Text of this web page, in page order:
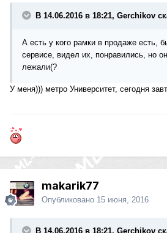
В 14.06.2016 в 18:21, Gerchikov
А есть у кого рамки в продаже есть,
сервисе, видел их, понравились, но
лежали(?
У меня))) метро Университет, сегодня
makarik77
Опубликовано 15 июня, 2016
В 14.06.2016 в 18:21, Gerchikov